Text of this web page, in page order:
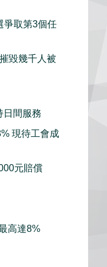
爭取第3個任
毀幾千人被
日間服務
現待工會成
元賠償
高達8%